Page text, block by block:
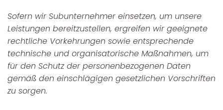
Sofern wir Subunternehmer einsetzen, um unsere
Leistungen bereitzustellen, ergreifen wir geeignete
rechtliche Vorkehrungen sowie entsprechende
technische und organisatorische Maßnahmen, um
für den Schutz der personenbezogenen Daten
gemäß den einschlägigen gesetzlichen Vorschriften
zu sorgen.